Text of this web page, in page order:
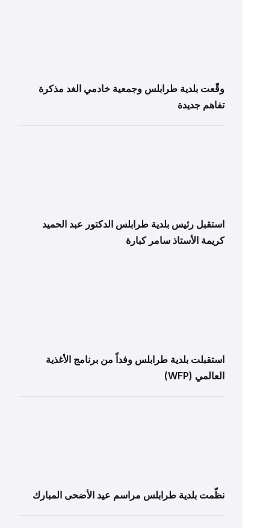
وقّعت بلدية طرابلس وجمعية خادمي الغد مذكرة
تفاهم جديدة
استقبل رئيس بلدية طرابلس الدكتور عبد الحميد
كريمة الأستاذ سامر كبارة
استقبلت بلدية طرابلس وفداً من برنامج الأغذية
العالمي (WFP)
نظّمت بلدية طرابلس مراسم عيد الأضحى المبارك